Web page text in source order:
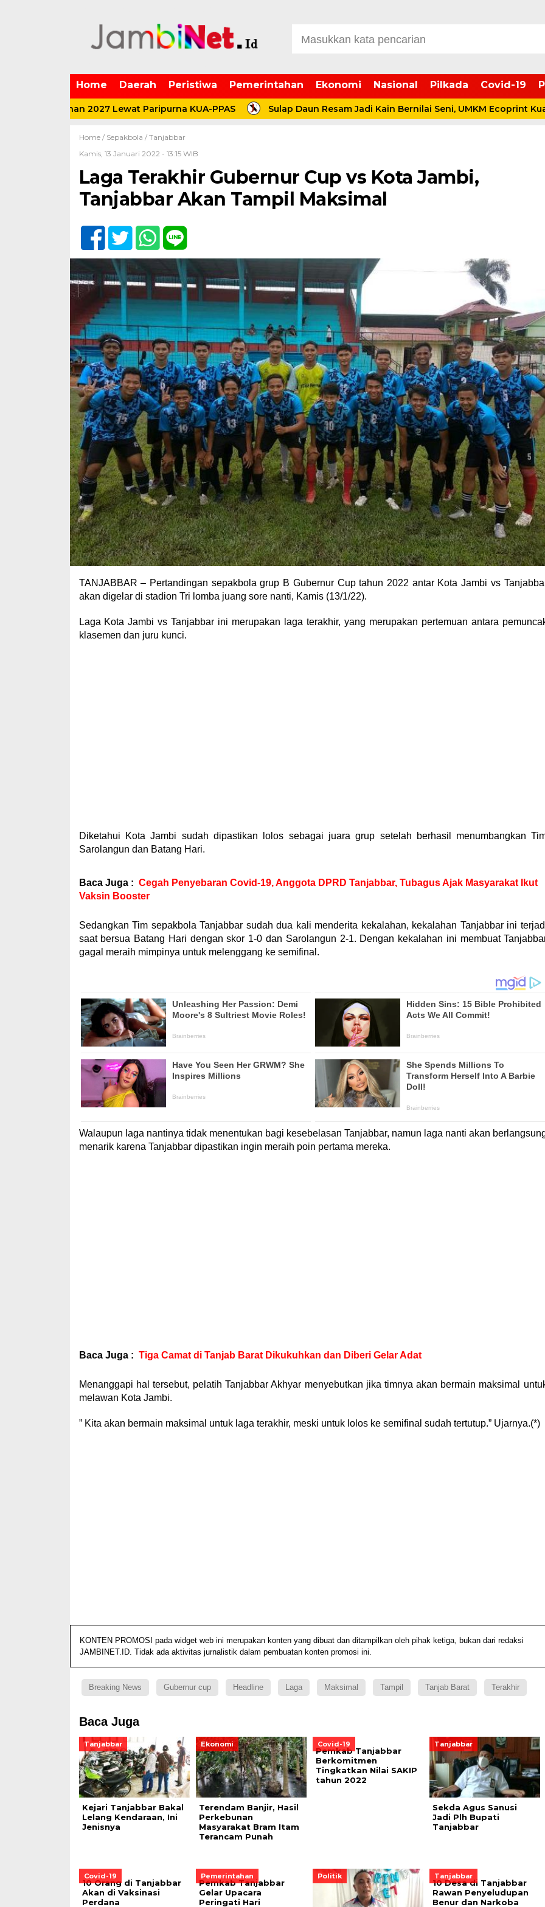
Home Daerah Peristiwa Pemerintahan Ekonomi Nasional Pilkada Covid-19
2027 Lewat Paripurna KUA-PPAS Sulap Daun Resam Jadi Kain Bernilai Seni, UMKM Ecoprint Kuala
Home / Sepakbola / Tanjabbar
Kamis, 13 Januari 2022 - 13:15 WIB
Laga Terakhir Gubernur Cup vs Kota Jambi,
Tanjabbar Akan Tampil Maksimal
TANJABBAR – Pertandingan sepakbola grup B Gubernur Cup tahun 2022 antar Kota Jambi vs
akan digelar di stadion Tri lomba juang sore nanti, Kamis (13/1/22).
Laga Kota Jambi vs Tanjabbar ini merupakan laga terakhir, yang merupakan pertemuan antara
klasemen dan juru kunci.
Diketahui Kota Jambi sudah dipastikan lolos sebagai juara grup setelah berhasil menumbangkan
Sarolangun dan Batang Hari.
Baca Juga : Cegah Penyebaran Covid-19, Anggota DPRD Tanjabbar, Tubagus Ajak Masyarakat Ikut
Vaksin Booster
Sedangkan Tim sepakbola Tanjabbar sudah dua kali menderita kekalahan, kekalahan Tanjabbar ini
saat bersua Batang Hari dengan skor 1-0 dan Sarolangun 2-1. Dengan kekalahan ini membuat
gagal meraih mimpinya untuk melenggang ke semifinal.
Walaupun laga nantinya tidak menentukan bagi kesebelasan Tanjabbar, namun laga nanti akan
menarik karena Tanjabbar dipastikan ingin meraih poin pertama mereka.
Baca Juga : Tiga Camat di Tanjab Barat Dikukuhkan dan Diberi Gelar Adat
Menanggapi hal tersebut, pelatih Tanjabbar Akhyar menyebutkan jika timnya akan bermain maksimal
melawan Kota Jambi.
” Kita akan bermain maksimal untuk laga terakhir, meski untuk lolos ke semifinal sudah tertutup.” Ujarnya.(*)
KONTEN PROMOSI pada widget web ini merupakan konten yang dibuat dan ditampilkan oleh pihak ketiga, bukan dari redaksi
JAMBINET.ID. Tidak ada aktivitas jurnalistik dalam pembuatan konten promosi ini.
Breaking News Gubernur cup Headline Laga Maksimal Tampil Tanjab Barat Terakhir
Baca Juga
Tanjabbar
Kejari Tanjabbar Bakal
Lelang Kendaraan, Ini
Jenisnya
Ekonomi
Terendam Banjir, Hasil
Perkebunan
Masyarakat Bram Itam
Terancam Punah
Covid-19
Pemkab Tanjabbar
Berkomitmen
Tingkatkan Nilai SAKIP
tahun 2022
Tanjabbar
Sekda Agus Sanusi
Jadi Plh Bupati
Tanjabbar
Covid-19
10 Orang di Tanjabbar
Akan di Vaksinasi
Perdana
Pemerintahan
Pemkab Tanjabbar
Gelar Upacara
Peringati Hari
Politik Tanjabbar
10 Desa di Tanjabbar
Rawan Penyeludupan
Benur dan Narkoba